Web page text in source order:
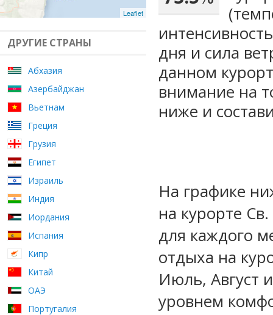
Leaflet
ДРУГИЕ СТРАНЫ
Абхазия
Азербайджан
Вьетнам
Греция
Грузия
Египет
Израиль
Индия
Иордания
Испания
Кипр
Китай
ОАЭ
Португалия
дня и сила
данном
внимание на
ниже и
На графике
на курорте
для каждого
отдыха на
Июль, Август
уровнем